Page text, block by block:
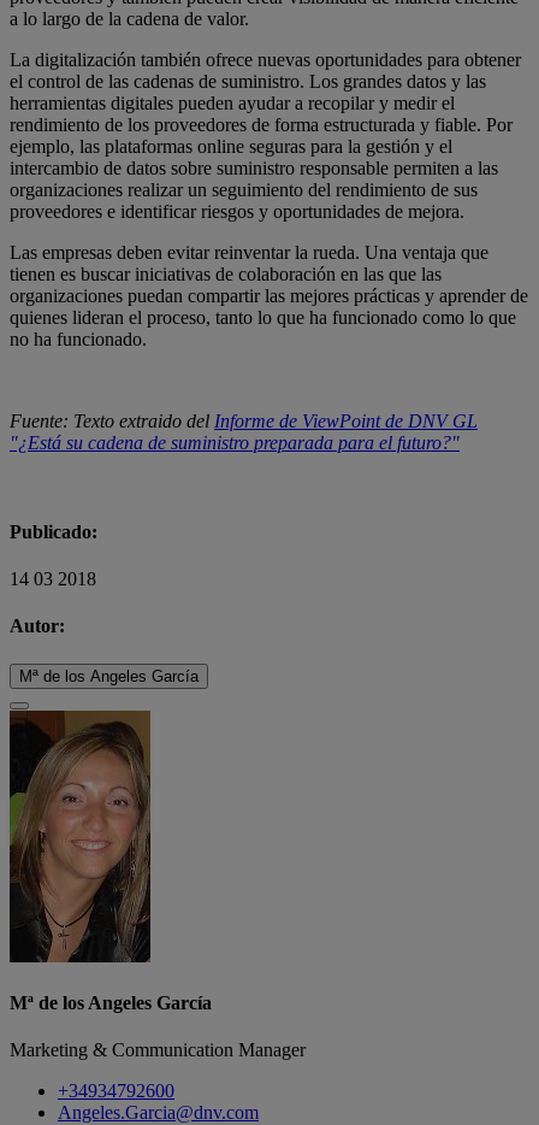
a lo largo de la cadena de valor.
La digitalización también ofrece nuevas oportunidades para obtener
el control de las cadenas de suministro. Los grandes datos y las
herramientas digitales pueden ayudar a recopilar y medir el
rendimiento de los proveedores de forma estructurada y fiable. Por
ejemplo, las plataformas online seguras para la gestión y el
intercambio de datos sobre suministro responsable permiten a las
organizaciones realizar un seguimiento del rendimiento de sus
proveedores e identificar riesgos y oportunidades de mejora.
Las empresas deben evitar reinventar la rueda. Una ventaja que
tienen es buscar iniciativas de colaboración en las que las
organizaciones puedan compartir las mejores prácticas y aprender de
quienes lideran el proceso, tanto lo que ha funcionado como lo que
no ha funcionado.
Fuente: Texto extraido del Informe de ViewPoint de DNV GL
"¿Está su cadena de suministro preparada para el futuro?"
Publicado:
14 03 2018
Autor:
Mª de los Angeles García
Mª de los Angeles García
Marketing & Communication Manager
+34934792600
Angeles.Garcia@dnv.com